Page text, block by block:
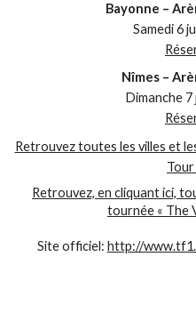
Bayonne –
Samedi 6
Nîmes –
Dimanche
Retrouvez toutes les villes et
Tour
Retrouvez, en cliquant ici,
tournée « The
Site officiel: http://